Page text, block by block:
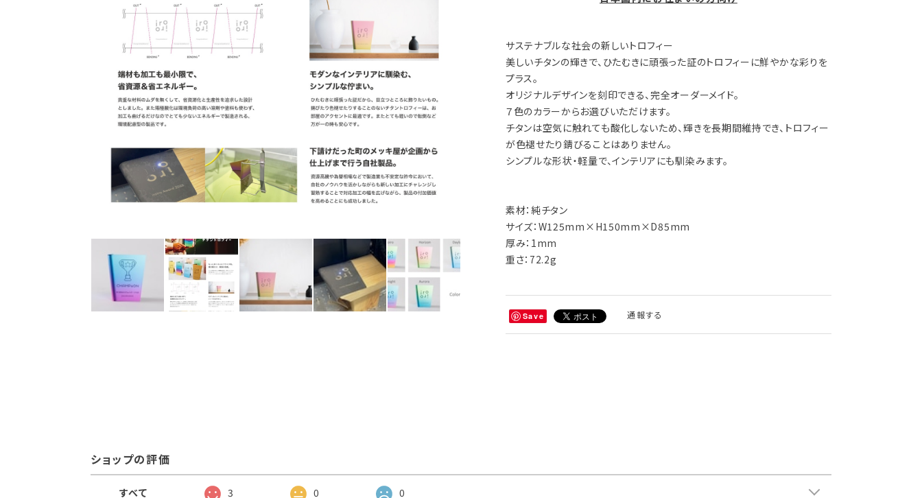
サステナブルな社会の新しいトロフィー
美しいチタンの輝きで、ひたむきに頑張った証のトロフィーに鮮やかな彩りを
プラス。
オリジナルデザインを刻印できる、完全オーダーメイド。
７色のカラーからお選びいただけます。
チタンは空気に触れても酸化しないため、輝きを長期間維持でき、トロフィー
が色褪せたり錆びることはありません。
シンプルな形状・軽量で、インテリアにも馴染みます。
素材：純チタン
サイズ：W125mm×H150mm×D85mm
厚み：1mm
重さ：72.2g
Save 通報する
ショップの評価
すべて 3 0 0